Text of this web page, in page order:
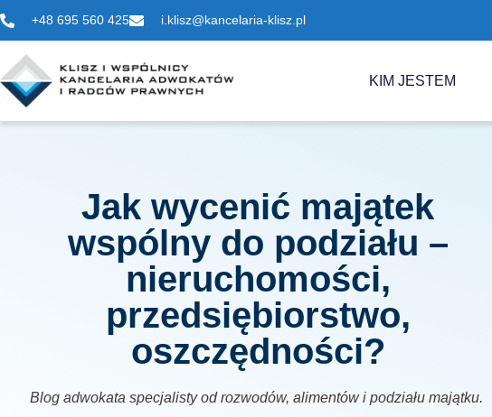
+48 695 560 425 i.klisz@kancelaria-klisz.pl
KIM JESTEM
Jak wycenić majątek
wspólny do podziału –
nieruchomości,
przedsiębiorstwo,
oszczędności?
Blog adwokata specjalisty od rozwodów, alimentów i podziału majątku.